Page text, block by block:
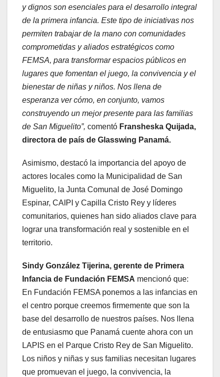
y dignos son esenciales para el desarrollo integral
de la primera infancia. Este tipo de iniciativas nos
permiten trabajar de la mano con comunidades
comprometidas y aliados estratégicos como
FEMSA, para transformar espacios públicos en
lugares que fomentan el juego, la convivencia y el
bienestar de niñas y niños. Nos llena de
esperanza ver cómo, en conjunto, vamos
construyendo un mejor presente para las familias
de San Miguelito”, comentó Fransheska Quijada,
directora de país de Glasswing Panamá.
Asimismo, destacó la importancia del apoyo de
actores locales como la Municipalidad de San
Miguelito, la Junta Comunal de José Domingo
Espinar, CAIPI y Capilla Cristo Rey y líderes
comunitarios, quienes han sido aliados clave para
lograr una transformación real y sostenible en el
territorio.
Sindy González Tijerina, gerente de Primera
Infancia de Fundación FEMSA mencionó que:
En Fundación FEMSA ponemos a las infancias en
el centro porque creemos firmemente que son la
base del desarrollo de nuestros países. Nos llena
de entusiasmo que Panamá cuente ahora con un
LAPIS en el Parque Cristo Rey de San Miguelito.
Los niños y niñas y sus familias necesitan lugares
que promuevan el juego, la convivencia, la